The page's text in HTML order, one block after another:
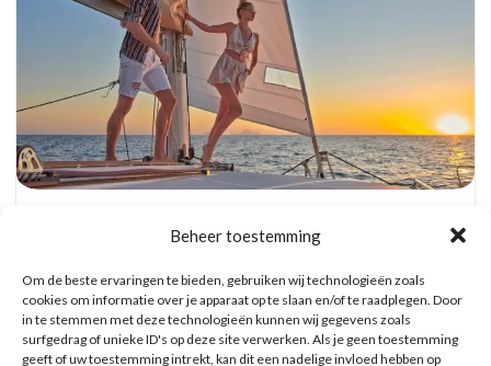
Beheer toestemming
Om de beste ervaringen te bieden, gebruiken wij technologieën zoals
cookies om informatie over je apparaat op te slaan en/of te raadplegen. Door
in te stemmen met deze technologieën kunnen wij gegevens zoals
surfgedrag of unieke ID's op deze site verwerken. Als je geen toestemming
geeft of uw toestemming intrekt, kan dit een nadelige invloed hebben op
Open Bar
WAT ZE OVER ONS ZEGGEN